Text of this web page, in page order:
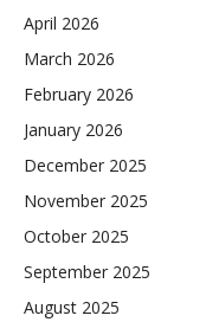
April 2026
March 2026
February 2026
January 2026
December 2025
November 2025
October 2025
September 2025
August 2025